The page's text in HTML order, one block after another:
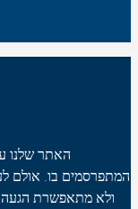
האתר שלנו
המתפרסמים בו. אולם